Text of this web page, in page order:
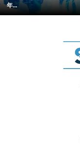
年...